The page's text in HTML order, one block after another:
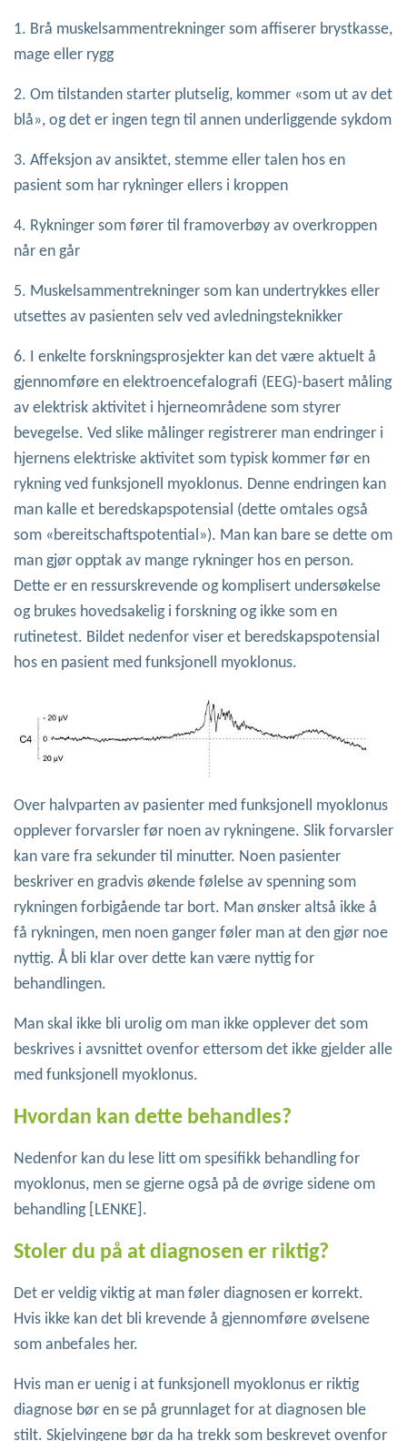
1. Brå muskelsammentrekninger som affiserer brystkasse,
mage eller rygg
2. Om tilstanden starter plutselig, kommer «som ut av det
blå», og det er ingen tegn til annen underliggende sykdom
3. Affeksjon av ansiktet, stemme eller talen hos en
pasient som har rykninger ellers i kroppen
4. Rykninger som fører til framoverbøy av overkroppen
når en går
5. Muskelsammentrekninger som kan undertrykkes eller
utsettes av pasienten selv ved avledningsteknikker
6. I enkelte forskningsprosjekter kan det være aktuelt å
gjennomføre en elektroencefalografi (EEG)-basert måling
av elektrisk aktivitet i hjerneområdene som styrer
bevegelse. Ved slike målinger registrerer man endringer i
hjernens elektriske aktivitet som typisk kommer før en
rykning ved funksjonell myoklonus. Denne endringen kan
man kalle et beredskapspotensial (dette omtales også
som «bereitschaftspotential»). Man kan bare se dette om
man gjør opptak av mange rykninger hos en person.
Dette er en ressurskrevende og komplisert undersøkelse
og brukes hovedsakelig i forskning og ikke som en
rutinetest. Bildet nedenfor viser et beredskapspotensial
hos en pasient med funksjonell myoklonus.
Over halvparten av pasienter med funksjonell myoklonus
opplever forvarsler før noen av rykningene. Slik forvarsler
kan vare fra sekunder til minutter. Noen pasienter
beskriver en gradvis økende følelse av spenning som
rykningen forbigående tar bort. Man ønsker altså ikke å
få rykningen, men noen ganger føler man at den gjør noe
nyttig. Å bli klar over dette kan være nyttig for
behandlingen.
Man skal ikke bli urolig om man ikke opplever det som
beskrives i avsnittet ovenfor ettersom det ikke gjelder alle
med funksjonell myoklonus.
Hvordan kan dette behandles?
Nedenfor kan du lese litt om spesifikk behandling for
myoklonus, men se gjerne også på de øvrige sidene om
behandling [LENKE].
Stoler du på at diagnosen er riktig?
Det er veldig viktig at man føler diagnosen er korrekt.
Hvis ikke kan det bli krevende å gjennomføre øvelsene
som anbefales her.
Hvis man er uenig i at funksjonell myoklonus er riktig
diagnose bør en se på grunnlaget for at diagnosen ble
stilt. Skjelvingene bør da ha trekk som beskrevet ovenfor